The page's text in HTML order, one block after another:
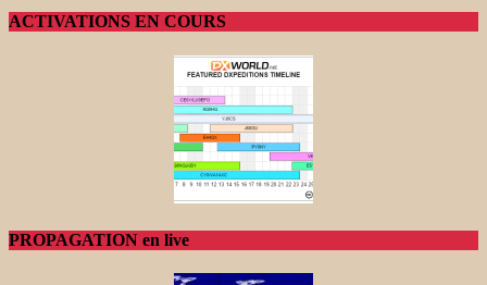
ACTIVATIONS EN COURS
PROPAGATION en live